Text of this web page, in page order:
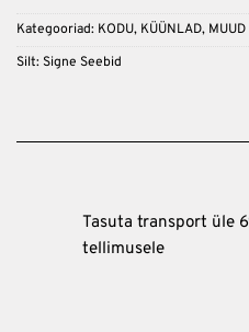
Kategooriad: KODU, KÜÜNLAD, MUUD
Silt: Signe Seebid
Tasuta transport üle
tellimusele